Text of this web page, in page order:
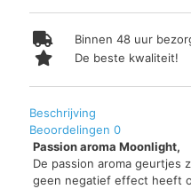
Binnen 48 uur
De beste kwaliteit!
Beschrijving
Beoordelingen 0
Passion aroma Moonlight,
De passion aroma geurtjes
geen negatief effect heeft